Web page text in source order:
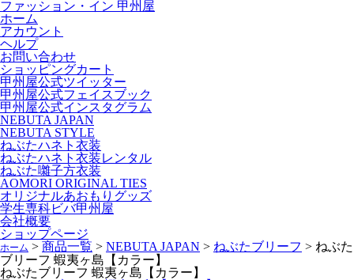
ファッション・イン 甲州屋
ホーム
アカウント
ヘルプ
お問い合わせ
ショッピングカート
甲州屋公式ツイッター
甲州屋公式フェイスブック
甲州屋公式インスタグラム
NEBUTA JAPAN
NEBUTA STYLE
ねぶたハネト衣装
ねぶたハネト衣装レンタル
ねぶた囃子方衣装
AOMORI ORIGINAL TIES
オリジナルあおもりグッズ
学生専科ビバ甲州屋
会社概要
ショップページ
ホーム > 商品一覧 > NEBUTA JAPAN > ねぶたブリーフ > ねぶた
ブリーフ 蝦夷ヶ島【カラー】
ねぶたブリーフ 蝦夷ヶ島【カラー】